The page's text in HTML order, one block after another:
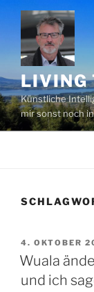
Zum
Inhalt
springen
LIVING
Künstliche
mir sonst noch
AM
4. OKTOBER
Wuala
und ich